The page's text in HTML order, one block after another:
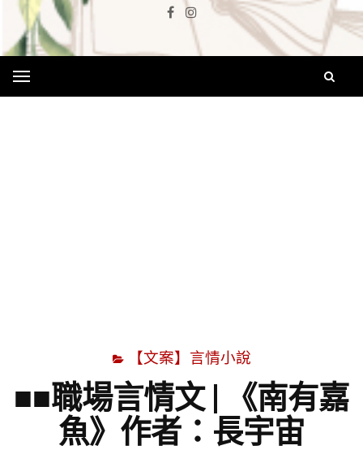
Facebook
Instagram
【文案】言情小說
■■職場言情文 | 《南有嘉
魚》作者：長宇宙